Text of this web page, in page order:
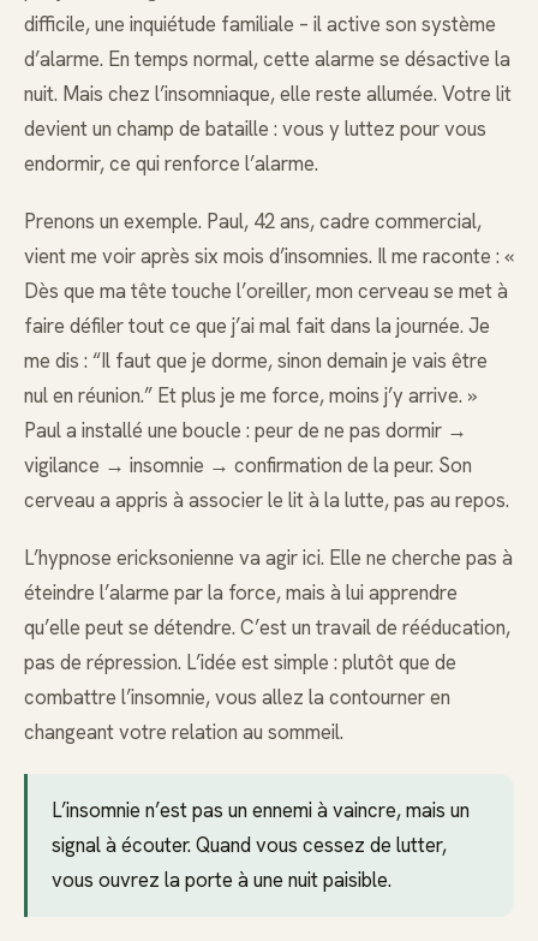
difficile, une inquiétude familiale – il active son système
d’alarme. En temps normal, cette alarme se désactive la
nuit. Mais chez l’insomniaque, elle reste allumée. Votre lit
devient un champ de bataille : vous y luttez pour vous
endormir, ce qui renforce l’alarme.
Prenons un exemple. Paul, 42 ans, cadre commercial,
vient me voir après six mois d’insomnies. Il me raconte : «
Dès que ma tête touche l’oreiller, mon cerveau se met à
faire défiler tout ce que j’ai mal fait dans la journée. Je
me dis : “Il faut que je dorme, sinon demain je vais être
nul en réunion.” Et plus je me force, moins j’y arrive. »
Paul a installé une boucle : peur de ne pas dormir →
vigilance → insomnie → confirmation de la peur. Son
cerveau a appris à associer le lit à la lutte, pas au repos.
L’hypnose ericksonienne va agir ici. Elle ne cherche pas à
éteindre l’alarme par la force, mais à lui apprendre
qu’elle peut se détendre. C’est un travail de rééducation,
pas de répression. L’idée est simple : plutôt que de
combattre l’insomnie, vous allez la contourner en
changeant votre relation au sommeil.
L’insomnie n’est pas un ennemi à vaincre, mais un
signal à écouter. Quand vous cessez de lutter,
vous ouvrez la porte à une nuit paisible.